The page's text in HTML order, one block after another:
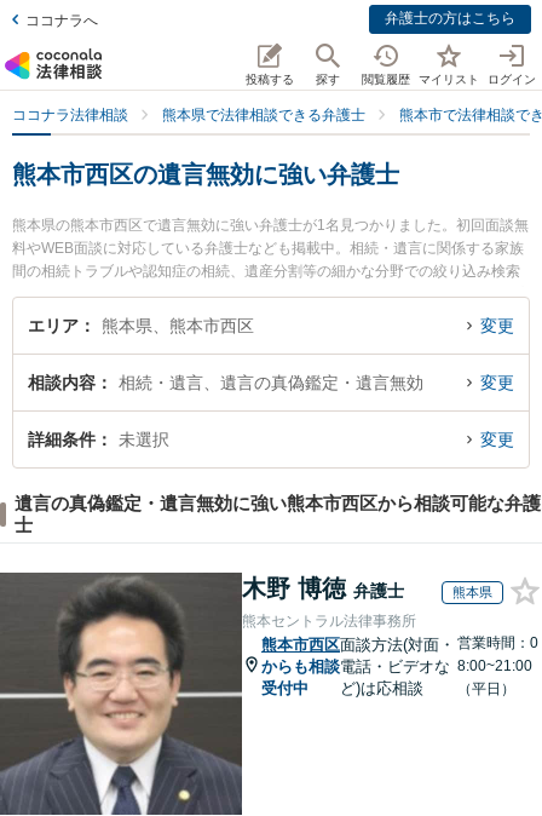
ココナラへ 弁護士の方はこちら
投稿する 探す 閲覧履歴 マイリスト ログイン
ココナラ法律相談 熊本県で法律相談できる弁護士 熊本市で法律相談で
熊本市西区の遺言無効に強い弁護士
熊本県の熊本市西区で遺言無効に強い弁護士が1名見つかりました。初回面談無
料やWEB面談に対応している弁護士なども掲載中。相続・遺言に関係する家族
間の相続トラブルや認知症の相続、遺産分割等の細かな分野での絞り込み検索
もでき便利です。特に弁護士法人田中ひろし法律事務所の田中 裕司弁護士のプ
ロフィール情報や弁護士費用、強みなどが注目されています。『熊本市西区で
談無料で遺言無効を法律相談できる熊本市西区内の弁護士に相談予約したい』
などでお困りの相談者さんにおすすめです。
エリア 熊本県、熊本市西区 変更
相談内容 相続・遺言、遺言の真偽鑑定・遺言無効 変更
詳細条件 未選択 変更
遺言の真偽鑑定・遺言無効に強い熊本市西区から相談可能な弁護
士
木野 博徳 弁護士 熊本県
熊本セントラル法律事務所
熊本市西区
からも相談
受付中
面談方法(対面・
電話・ビデオな
ど)は応相談
営業時間：0
8:00~21:00
（平日）